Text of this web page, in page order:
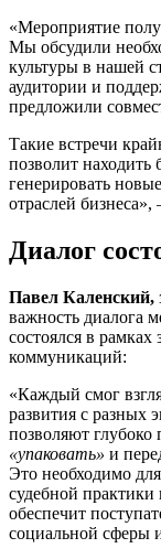
«Мероприятие
Мы обсудили
культуры в нашей
аудитории и
предложили
Такие встречи
позволит находить
генерировать
отраслей
Диалог
Павел Каленский,
важность диалога
состоялся в рамках
коммуникаций:
«Каждый смог
развития с разных
позволяют глубоко
«упаковать» и
Это необходимо
судебной
обеспечит
социальной сферы